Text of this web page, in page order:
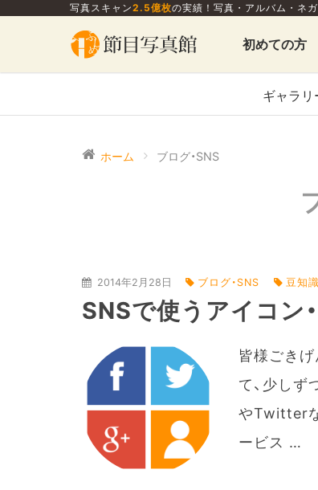
写真スキャン2.5億枚の実績！写真・アルバム・ネ
初めての方
ギャラリ
ホーム ブログ・SNS
2014年2月28日 ブログ・SNS 豆知識
SNSで使うアイコン
皆様ごき
て、少し
やTwitterな
ービス …